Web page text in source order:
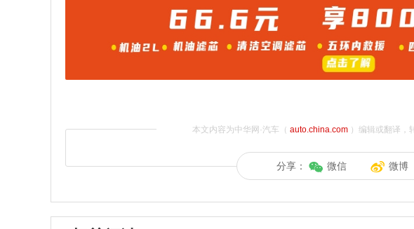
本文内容为中华网·汽车（ auto.china.com）编辑或翻译，
分享： 微信 微博